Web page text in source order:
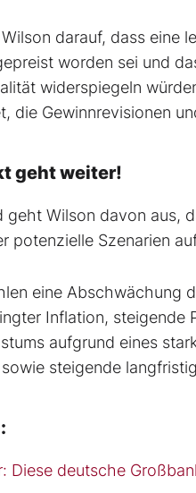
darauf, dass eine
worden sei und
widerspiegeln
die Gewinnrevisionen
geht weiter!
geht Wilson davon aus,
potenzielle Szenarien
eine Abschwächung
Inflation, steigende
aufgrund eines
steigende
Diese deutsche